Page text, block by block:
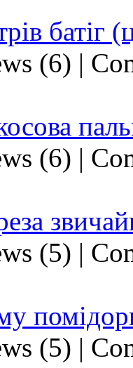
батіг
(6) |
(6) |
(5) |
(5) |